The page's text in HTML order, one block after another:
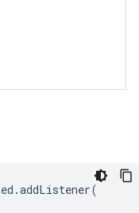
.addListener(